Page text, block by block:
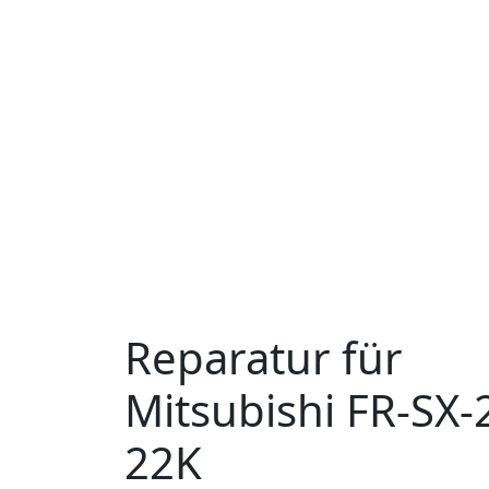
Reparatur für
Mitsubishi FR-SX-
22K